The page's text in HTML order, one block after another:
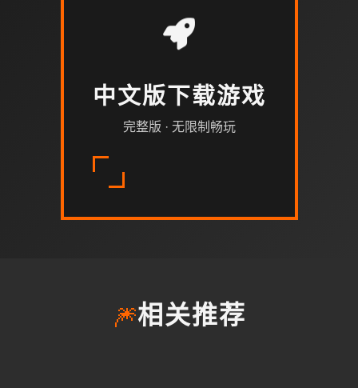
中文版下载游戏
完整版 · 无限制畅玩
🎆相关推荐